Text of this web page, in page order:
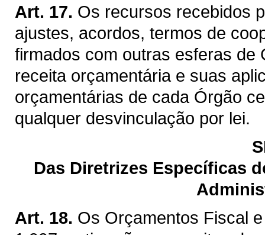
Art. 17. Os recursos recebidos
ajustes, acordos, termos de
firmados com outras esferas
receita orçamentária e suas
orçamentárias de cada Órgão
qualquer desvinculação por lei.
Das Diretrizes Específicas
Art. 18. Os Orçamentos Fiscal